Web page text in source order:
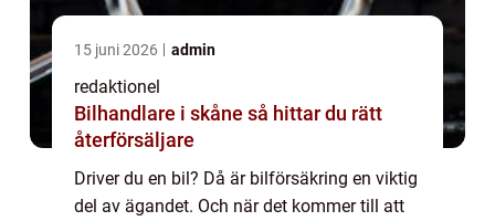
15 juni 2026 admin
redaktionel
Bilhandlare i skåne så hittar du rätt
återförsäljare
Driver du en bil? Då är bilförsäkring en viktig
del av ägandet. Och när det kommer till att